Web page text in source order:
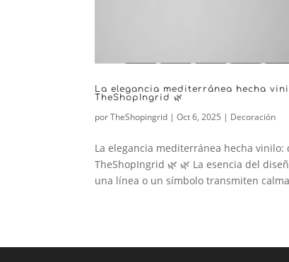
La elegancia mediterránea hecha
TheShopIngrid 🌿
porTheShopingrid |Oct 6, 2025 | Decoración
La elegancia mediterránea hecha
TheShopIngrid 🌿 🌿 La esencia del
una línea o un símbolo transmiten